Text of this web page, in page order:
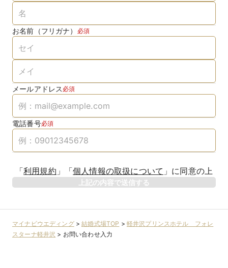
お名前（フリガナ） 必須
メールアドレス 必須
電話番号必須
「利用規約 」 「個人情報の取扱について 」 に同意の上
上記の内容で送信する
マイナビウエディング>結婚式場TOP > 軽井沢プリンスホテル フォレ
スターナ軽井沢 > お問い合わせ入力